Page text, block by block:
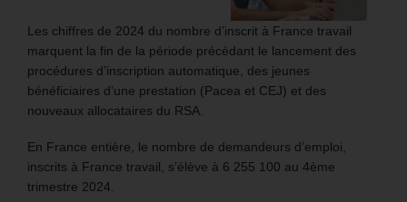
Les chiffres de 2024 du nombre d’inscrit à France travail
marquent la fin de la période précédant le lancement des
procédures d’inscription automatique, des jeunes
bénéficiaires d’une prestation (Pacea et CEJ) et des
nouveaux allocataires du RSA.
En France entière, le nombre de demandeurs d’emploi,
inscrits à France travail, s’élève à 6 255 100 au 4ème
trimestre 2024.